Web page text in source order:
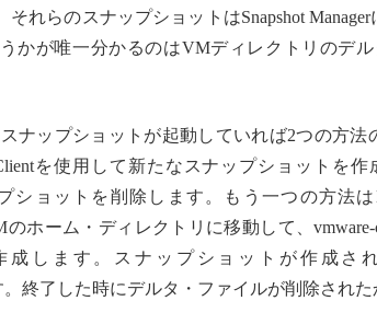
れらのスナップショットはSnapshot
かが唯一分かるのはVMディレクトリのデ
スナップショットが起動していれば2つの方
を使用して新たなスナップショットを作
ショットを削除します。もう一つの方法
ホーム・ディレクトリに移動して、vmware-
します。スナップショットが作成され
。終了した時にデルタ・ファイルが削除され